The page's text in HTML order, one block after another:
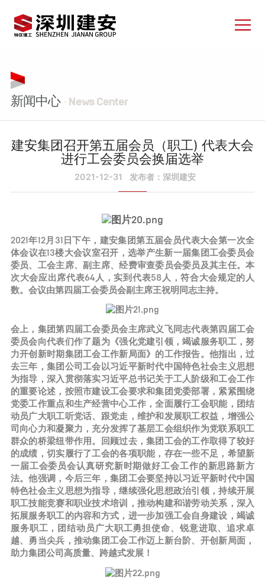
新闻中心 · News Center
建安集团召开第五届会员（职工) 代表大会
进行工会委员会换届选举
2021-12-31 发布者：深圳建安
2021年12月31日下午，建安集团第五届会员代表大会第一次全
体会议在13楼大会议室召开，选举产生新一届集团工会委员会
委员、工会主席、副主席、经费审查委员会委员及其主任。本
次大会应出席代表64人，实到代表58人，符合大会规定的人
数。会议由第四届工会委员会副主席王祝明同志主持。
会上，集团第四届工会委员会主席武义飞同志代表第四届工会
委员会向代表们作了题为《强化党建引领，竭诚服务职工，努
力开创新时期集团工会工作新局面》的工作报告。他指出，过
去三年，集团公司工会以习近平新时代中国特色社会主义思想
为指导，深入贯彻落实习近平总书记关于工人阶级和工会工作
的重要论述，按照市建设工会要求和集团党委部署，紧紧围绕
党委工作重点和生产经营中心工作，全面履行工会职能，团结
动员广大职工听党话、跟党走，维护和发展职工权益，增强公
司向心力和凝聚力，充分发挥了基层工会组织作为党联系职工
群众的桥梁纽带作用。回顾过去，集团工会的工作取得了较好
的成绩，切实履行了工会的各项职能，存在一些不足，希望新
一届工会委员会认真研究新时期做好工会工作的新思路新方
法。他强调，今后三年，集团工会要坚持以习近平新时代中国
特色社会主义思想为指导，继续强化思想政治引领，持续开展
职工技能竞赛和职业技术培训，推动构建和谐劳动关系，深入
拓展服务职工的内容和方式，进一步加强工会自身建设，竭诚
服务职工，团结动员广大职工勇担使命、锐意进取、追求卓
越、勇当尖兵，推动集团工会工作迈上新台阶、开创新局面，
助力集团公司高质量、跨越式发展！